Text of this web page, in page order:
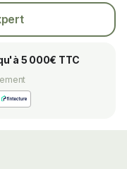
5 000€ TTC